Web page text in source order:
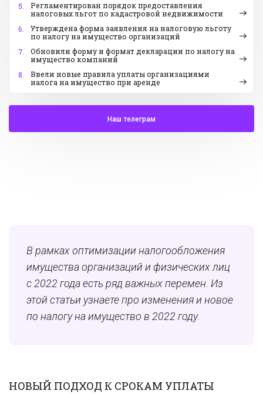
5.
Регламентирован порядок предоставления
налоговых льгот по кадастровой недвижимости
6.
Утверждена форма заявления на налоговую льготу
по налогу на имущество организаций
7.
Обновили форму и формат декларации по налогу на
имущество компаний
8.
Ввели новые правила уплаты организациями
налога на имущество при аренде
Наш телеграм
В рамках оптимизации налогообложения
имущества организаций и физических лиц
с 2022 года есть ряд важных перемен. Из
этой статьи узнаете про изменения и новое
по налогу на имущество в 2022 году.
НОВЫЙ ПОДХОД К СРОКАМ УПЛАТЫ